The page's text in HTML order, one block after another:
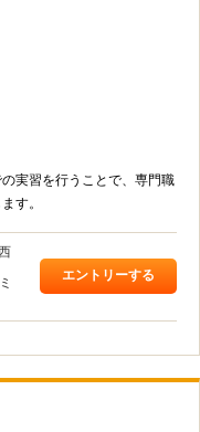
実習を行うことで、専門職
す。
エントリーする